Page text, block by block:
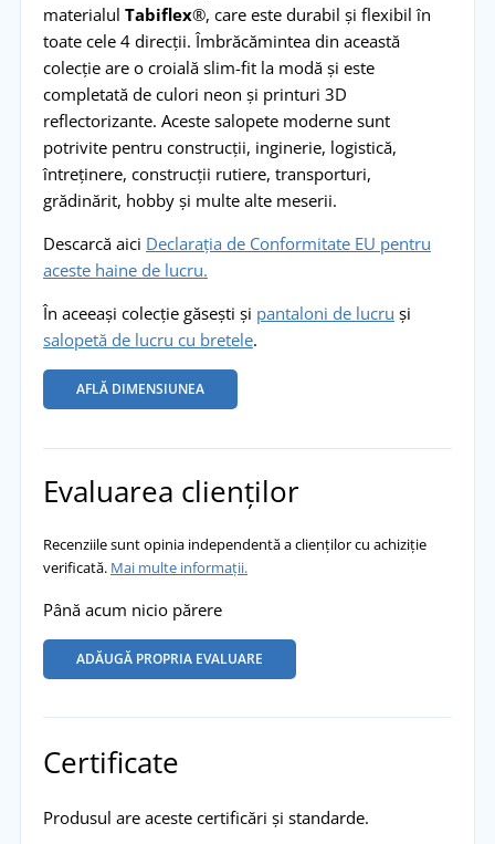
materialul Tabiflex®, care este durabil și flexibil în
toate cele 4 direcții. Îmbrăcămintea din această
colecție are o croială slim-fit la modă și este
completată de culori neon și printuri 3D
reflectorizante. Aceste salopete moderne sunt
potrivite pentru construcții, inginerie, logistică,
întreținere, construcții rutiere, transporturi,
grădinărit, hobby și multe alte meserii.
Descarcă aici Declarația de Conformitate EU pentru
aceste haine de lucru.
În aceeași colecție găsești și pantaloni de lucru și
salopetă de lucru cu bretele.
AFLĂ DIMENSIUNEA
Evaluarea clienților
Recenziile sunt opinia independentă a clienților cu achiziție
verificată. Mai multe informații.
Până acum nicio părere
ADĂUGĂ PROPRIA EVALUARE
Certificate
Produsul are aceste certificări și standarde.